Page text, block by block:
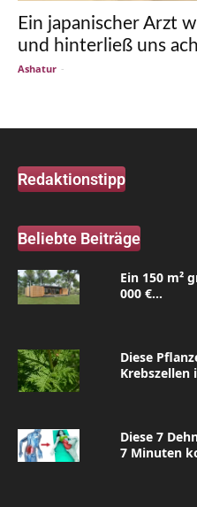
Ein japanischer Arzt
und hinterließ uns
Ashatur -
Redaktionstipp
Beliebte Beiträge
Ein 150 m²
000 €...
Diese
Krebszellen
Diese 7
7 Minuten